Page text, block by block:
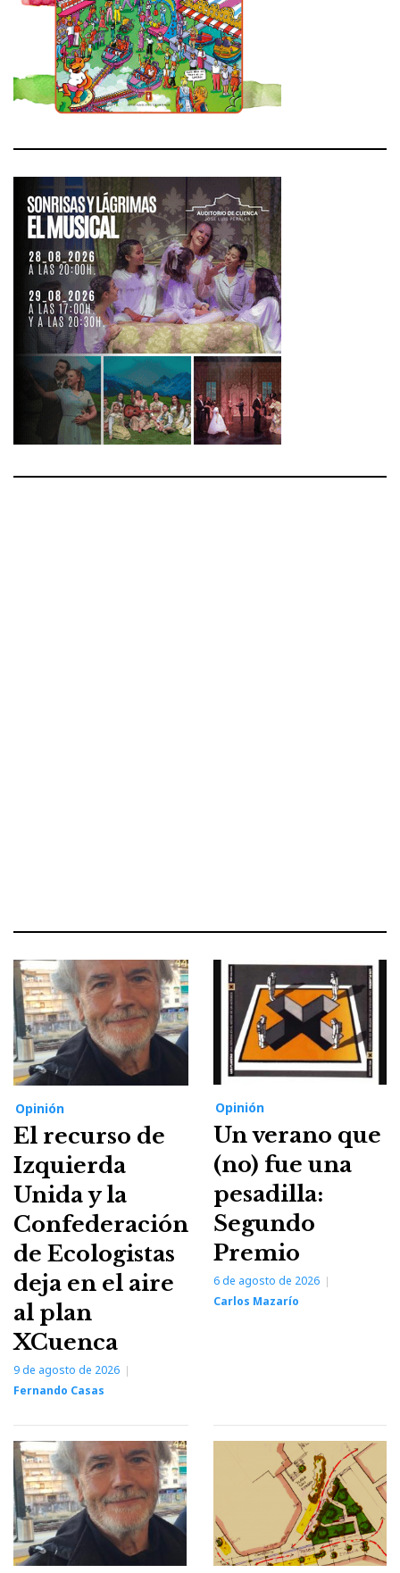
Opinión
El recurso de
Izquierda
Unida y la
Confederación
de Ecologistas
deja en el aire
al plan
XCuenca
9 de agosto de 2026
Fernando Casas
Opinión
Un verano que
(no) fue una
pesadilla:
Segundo
Premio
6 de agosto de 2026
Carlos Mazarío